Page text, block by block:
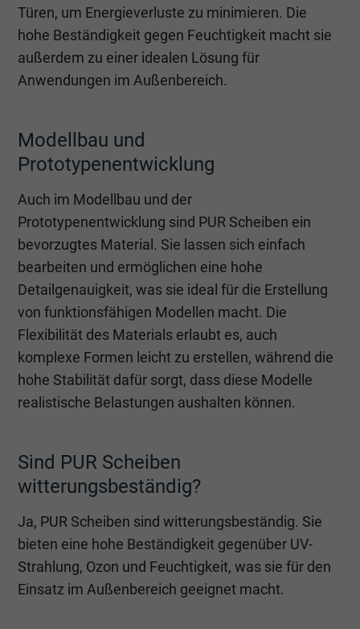
Türen, um Energieverluste zu minimieren. Die
hohe Beständigkeit gegen Feuchtigkeit macht sie
außerdem zu einer idealen Lösung für
Anwendungen im Außenbereich.
Modellbau und
Prototypenentwicklung
Auch im Modellbau und der
Prototypenentwicklung sind PUR Scheiben ein
bevorzugtes Material. Sie lassen sich einfach
bearbeiten und ermöglichen eine hohe
Detailgenauigkeit, was sie ideal für die Erstellung
von funktionsfähigen Modellen macht. Die
Flexibilität des Materials erlaubt es, auch
komplexe Formen leicht zu erstellen, während die
hohe Stabilität dafür sorgt, dass diese Modelle
realistische Belastungen aushalten können.
Sind PUR Scheiben
witterungsbeständig?
Ja, PUR Scheiben sind witterungsbeständig. Sie
bieten eine hohe Beständigkeit gegenüber UV-
Strahlung, Ozon und Feuchtigkeit, was sie für den
Einsatz im Außenbereich geeignet macht.